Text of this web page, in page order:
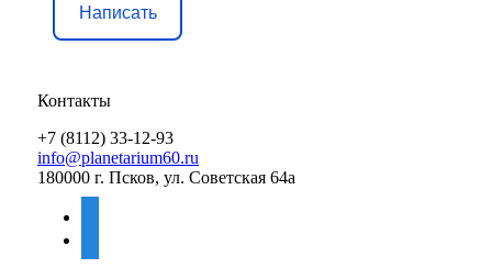
Написать
Контакты
+7 (8112) 33-12-93
info@planetarium60.ru
180000 г. Псков, ул. Советская 64а